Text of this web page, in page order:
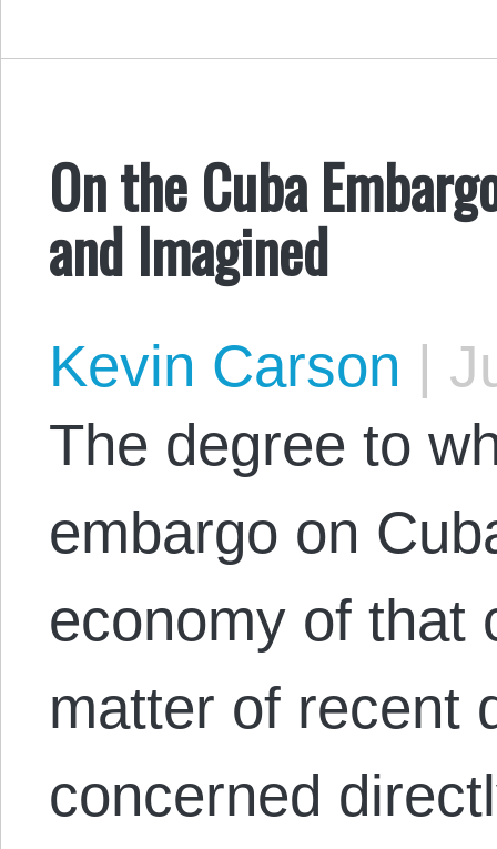
On the Cuba
and Imagined
Kevin Carson |
The degree to
embargo on
economy of that
matter of recent
concerned